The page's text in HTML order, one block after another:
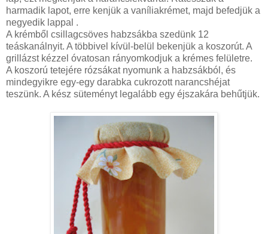
harmadik lapot, erre kenjük a vaníliakrémet, majd befedjük a
negyedik lappal .
A krémből csillagcsöves habzsákba szedünk 12
teáskanálnyit. A többivel kívül-belül bekenjük a koszorút. A
grillázst kézzel óvatosan rányomkodjuk a krémes felületre.
A koszorú tetejére rózsákat nyomunk a habzsákból, és
mindegyikre egy-egy darabka cukrozott narancshéjat
teszünk. A kész süteményt legalább egy éjszakára behűtjük.